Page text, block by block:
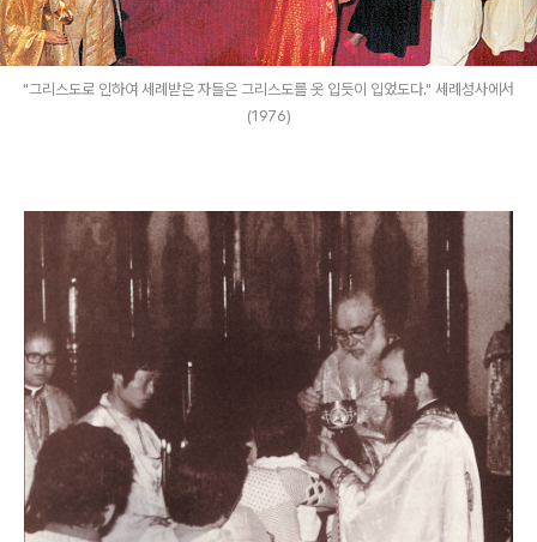
"그리스도로 인하여 세례받은 자들은 그리스도를 옷 입듯이 입었도다." 세례성사에서
(1976)